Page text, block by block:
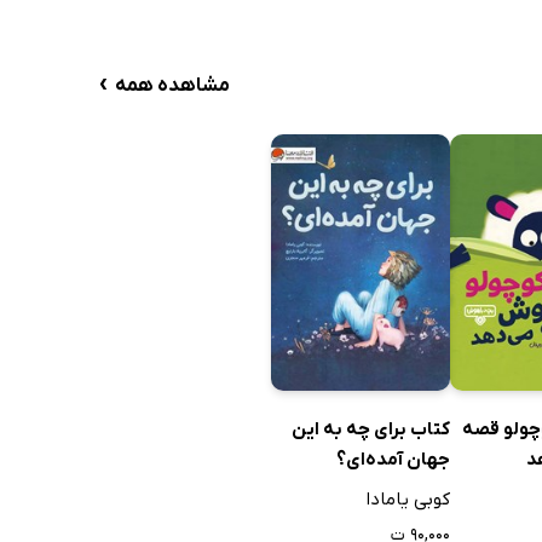
مشاهده همه ›
قصه کتاب برای چه به این
جهان آمده‌ای؟
کوبی یامادا
۹۰,۰۰۰ ت